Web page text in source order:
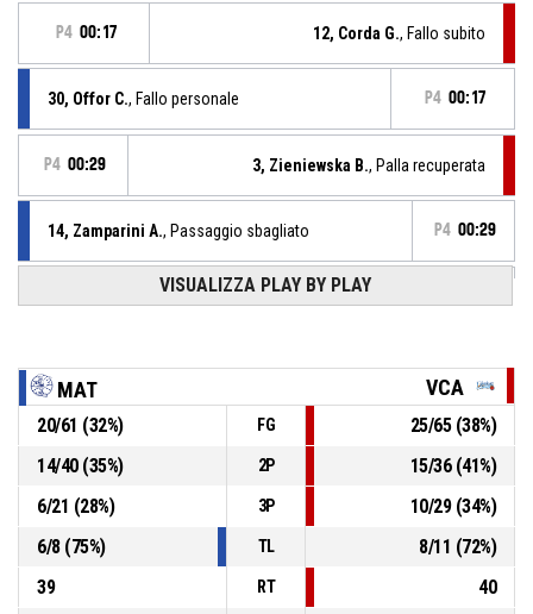
P4 00:17 12, Corda G., Fallo subito
30, Offor C., Fallo personale P4 00:17
P4 00:29 3, Zieniewska B., Palla recuperata
14, Zamparini A., Passaggio sbagliato P4 00:29
, Rimbalzo offensivo
BASKETBALL_ACTION_3PT_PULLUPJUMPSHOT sbagliato
00:39
12, Gramaccioni B. , Rimbalzo offensivo P4 00:44
BASKETBALL_ACTION_2PT_PULLUPJUMPSHOT sbagliato
00:47
VISUALIZZA PLAY BY PLAY
MAT VCA
20/61 (32%) FG 25/65(38%)
14/40(35%) 2P 15/36(41%)
6/21 (28%) 3P 10/29(34%)
6/8(75%) TL 8/11 (72%)
39
RT
40